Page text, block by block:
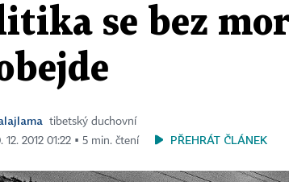
se bez
tibetský duchovní
12. 2012 01:22 ▪ 5 min. čtení
PŘEHRÁT ČLÁNEK